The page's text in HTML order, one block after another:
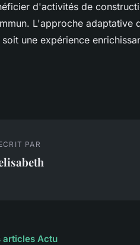
d'activités de
L'approche adaptative
soit une expérience
PAR
articles Actu